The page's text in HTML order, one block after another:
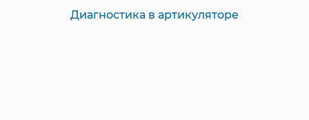
Диагностика в артикуляторе